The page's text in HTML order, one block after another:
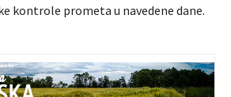
kontrole prometa u navedene dane.